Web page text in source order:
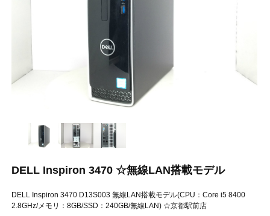
DELL Inspiron 3470 ☆無線LAN搭載モデル
DELL Inspiron 3470 D13S003 無線LAN搭載モデル(CPU：Core i5 8400
2.8GHz/メモリ：8GB/SSD：240GB/無線LAN) ☆京都駅前店